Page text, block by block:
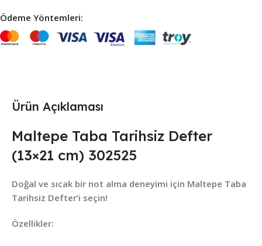
Ödeme Yöntemleri:
Ürün Açıklaması
Maltepe Taba Tarihsiz Defter
(13×21 cm) 302525
Doğal ve sıcak bir not alma deneyimi için Maltepe Taba
Tarihsiz Defter’i seçin!
Özellikler: